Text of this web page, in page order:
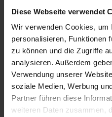
Diese Webseite verwendet
Wir verwenden Cookies, um
personalisieren, Funktionen
zu können und die Zugriffe
analysieren. Außerdem
Verwendung unserer
soziale Medien, Werbung
Partner führen diese
weiteren Daten zusammen,
8 – 10
> 11